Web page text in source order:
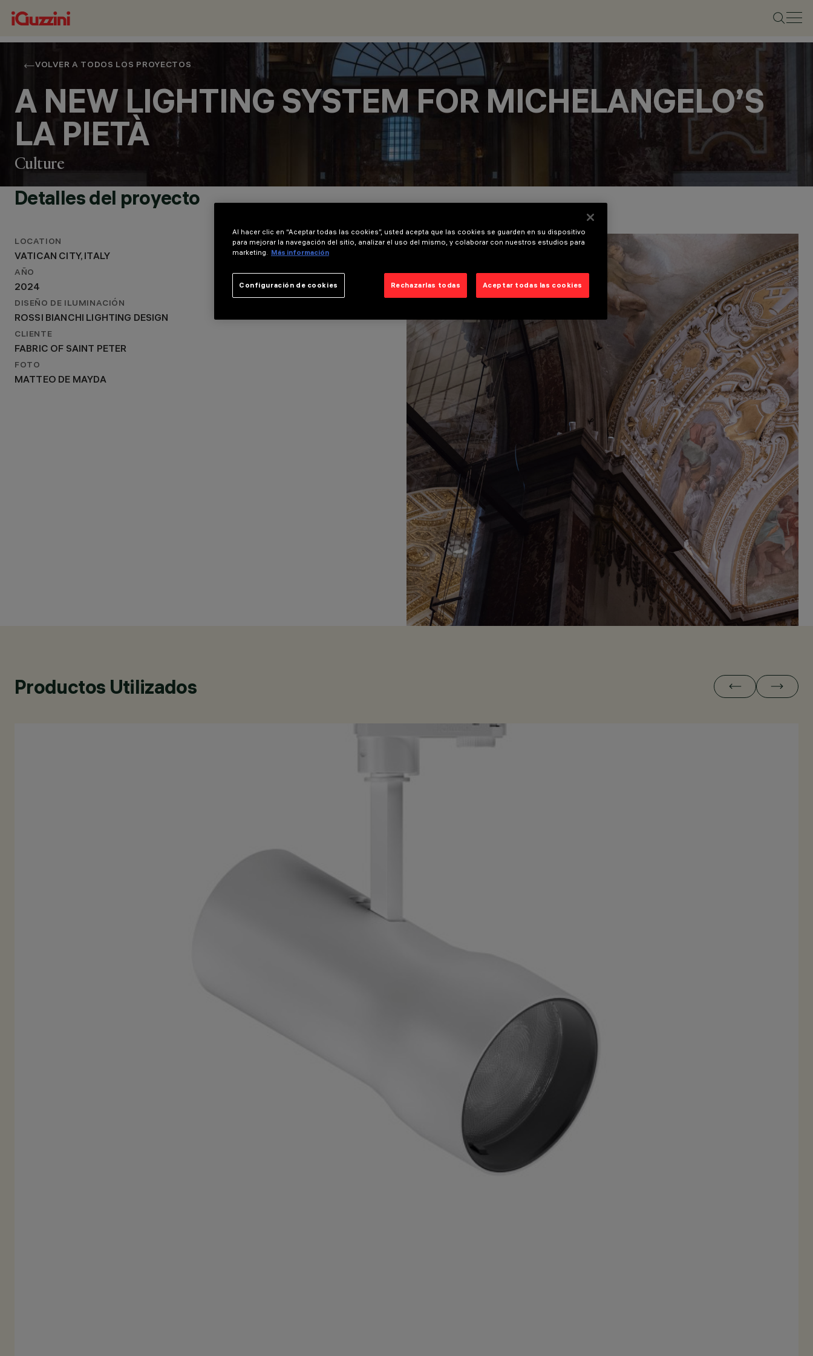
VOLVER A TODOS LOS PROYECTOS
A NEW LIGHTING SYSTEM FOR MICHELANGELO’S
LA PIETÀ
Culture
VATICAN CITY, ITALY
2024
DISEÑO DE ILUMINACIÓN
ROSSI BIANCHI LIGHTING DESIGN
Detalles del proyecto
LOCATION
VATICAN CITY, ITALY
AÑO
2024
DISEÑO DE ILUMINACIÓN
ROSSI BIANCHI LIGHTING DESIGN
CLIENTE
FABRIC OF SAINT PETER
FOTO
MATTEO DE MAYDA
Productos Utilizados
Al hacer clic en “Aceptar todas las cookies”, usted acepta que las cookies se guarden en su dispositivo
para mejorar la navegación del sitio, analizar el uso del mismo, y colaborar con nuestros estudios para
marketing.
Más información
Rechazarlas todas Aceptar todas las cookies
Configuración de cookies